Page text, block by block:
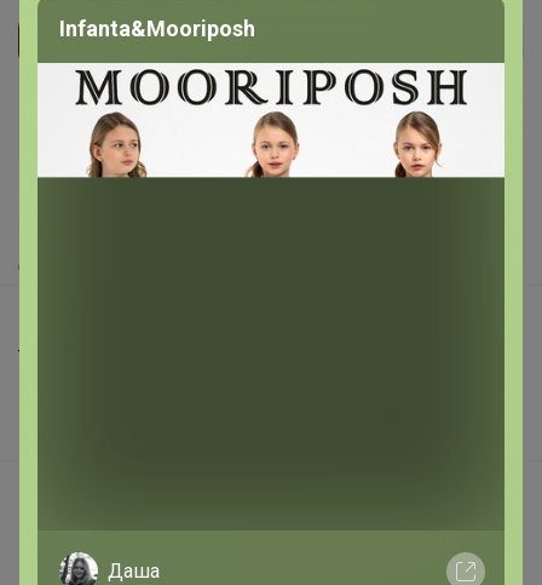
Как здесь все устроено?
Как сделать заказ?
Торговые марки
Реклама на сайте
Поставщикам
Infanta&Mooriposh
Даша